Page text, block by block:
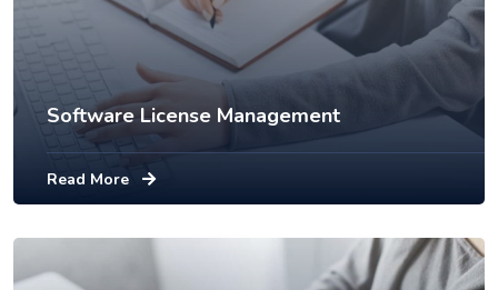
Software License Management
Read More